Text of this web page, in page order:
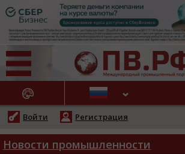
НОВОСТИ
Войти Регистрация
Новости промышленности